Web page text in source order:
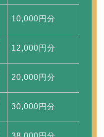
10,000円分
12,000円分
20,000円分
30,000円分